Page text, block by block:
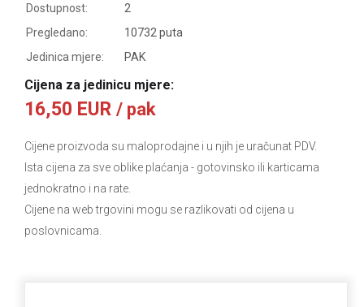
Dostupnost:
2
Pregledano:
10732 puta
Jedinica mjere:
PAK
Cijena za jedinicu mjere:
16,50 EUR / pak
Cijene proizvoda su maloprodajne i u njih je uračunat PDV.
Ista cijena za sve oblike plaćanja - gotovinsko ili karticama
jednokratno i na rate.
Cijene na web trgovini mogu se razlikovati od cijena u
poslovnicama.